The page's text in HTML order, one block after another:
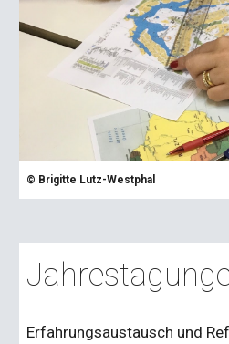
© Brigitte Lutz-Westphal
Erfahrungsaustausch und